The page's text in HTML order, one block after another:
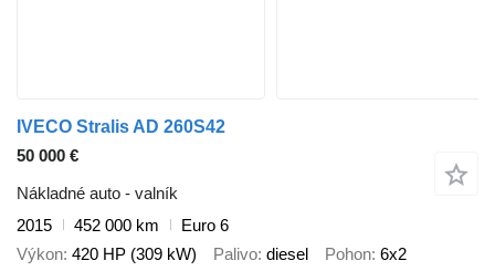
IVECO Stralis AD 260S42
50 000 €
Nákladné auto - valník
2015
452 000 km
Euro 6
Výkon 420 HP (309 kW) Palivo diesel Pohon 6x2